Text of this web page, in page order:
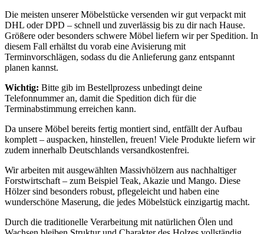
Die meisten unserer Möbelstücke versenden wir gut verpackt mit
DHL oder DPD – schnell und zuverlässig bis zu dir nach Hause.
Größere oder besonders schwere Möbel liefern wir per Spedition. In
diesem Fall erhältst du vorab eine Avisierung mit
Terminvorschlägen, sodass du die Anlieferung ganz entspannt
planen kannst.
Wichtig: Bitte gib im Bestellprozess unbedingt deine
Telefonnummer an, damit die Spedition dich für die
Terminabstimmung erreichen kann.
Da unsere Möbel bereits fertig montiert sind, entfällt der Aufbau
komplett – auspacken, hinstellen, freuen! Viele Produkte liefern wir
zudem innerhalb Deutschlands versandkostenfrei.
Wir arbeiten mit ausgewählten Massivhölzern aus nachhaltiger
Forstwirtschaft – zum Beispiel Teak, Akazie und Mango. Diese
Hölzer sind besonders robust, pflegeleicht und haben eine
wunderschöne Maserung, die jedes Möbelstück einzigartig macht.
Durch die traditionelle Verarbeitung mit natürlichen Ölen und